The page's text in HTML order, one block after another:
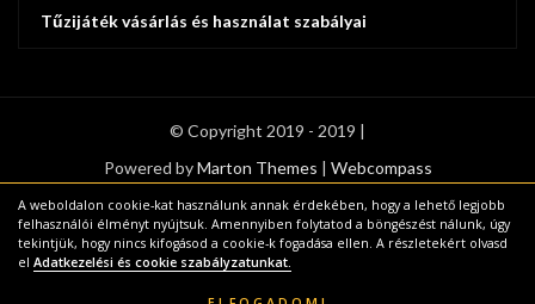
A weboldalon cookie-kat használunk annak érdekében, hogy a lehető legjobb
felhasználói élményt nyújtsuk. Amennyiben folytatod a böngészést nálunk, úgy
tekintjük, hogy nincs kifogásod a cookie-k fogadása ellen. A részletekért olvasd
el Adatkezelési és cookie szabályzatunkat.
Tűzijáték vásárlás és használat szabályai
© Copyright 2019 - 2019 |
Powered byMarton Themes | Webcompass